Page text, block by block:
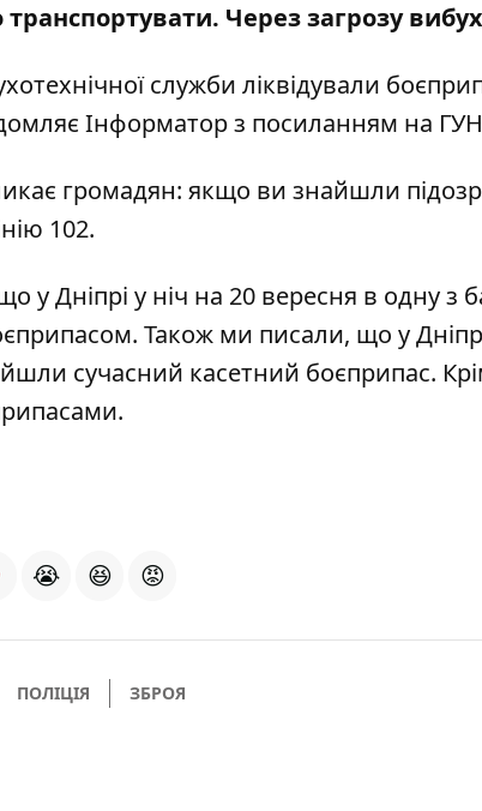
Через загрозу
служби ліквідували
Інформатор з посиланням на
громадян: якщо ви знайшли
102.
у Дніпрі у ніч на 20 вересня в одну з
. Також ми писали, що у
сучасний касетний боєприпас.
.
😭 😆 😡
ПОЛІЦІЯ ЗБРОЯ